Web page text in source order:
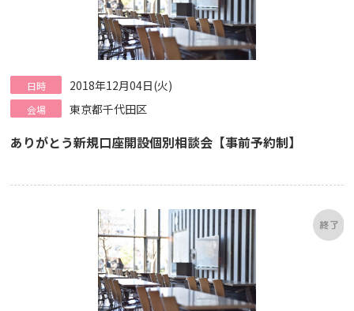
日時 2018年12月04日(火)
会場 東京都千代田区
ありがとう新規口座開設個別相談会【事前予約制】